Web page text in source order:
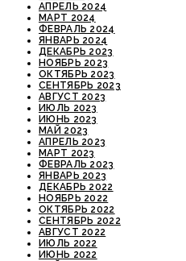
АПРЕЛЬ 2024
МАРТ 2024
ФЕВРАЛЬ 2024
ЯНВАРЬ 2024
ДЕКАБРЬ 2023
НОЯБРЬ 2023
ОКТЯБРЬ 2023
СЕНТЯБРЬ 2023
АВГУСТ 2023
ИЮЛЬ 2023
ИЮНЬ 2023
МАЙ 2023
АПРЕЛЬ 2023
МАРТ 2023
ФЕВРАЛЬ 2023
ЯНВАРЬ 2023
ДЕКАБРЬ 2022
НОЯБРЬ 2022
ОКТЯБРЬ 2022
СЕНТЯБРЬ 2022
АВГУСТ 2022
ИЮЛЬ 2022
ИЮНЬ 2022